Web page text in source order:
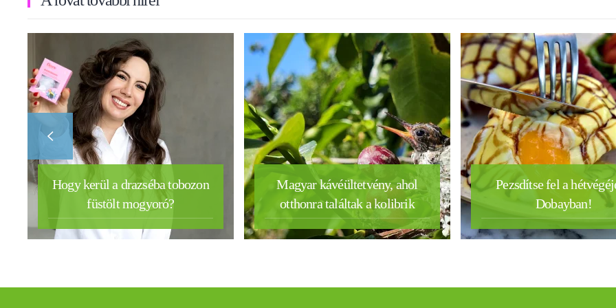
Hogy kerül a drazséba tobozon
füstölt mogyoró?
Magyar kávéültetvény, ahol
otthonra találtak a kolibrik
Pezsdítse fel a
Dobayban!